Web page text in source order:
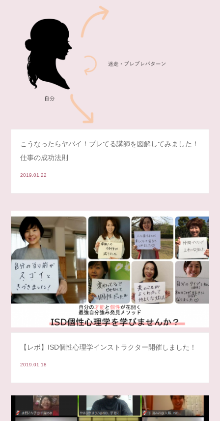
こうなったらヤバイ！ブレてる講師を図解してみました！
仕事の成功法則
2019.01.22
【レポ】ISD個性心理学インストラクター開催しました！
2019.01.18